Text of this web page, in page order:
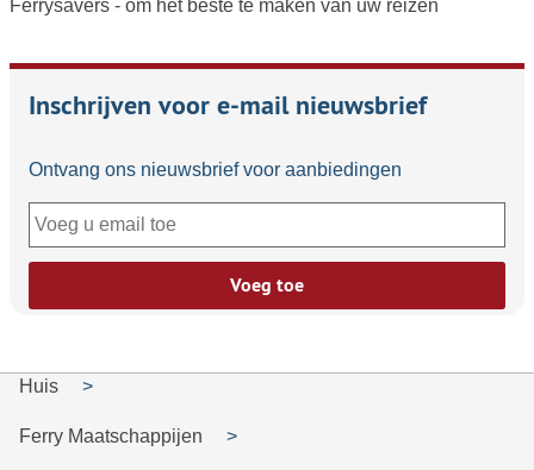
Ferrysavers - om het beste te maken van uw reizen
Inschrijven voor e-mail nieuwsbrief
Ontvang ons nieuwsbrief voor aanbiedingen
Voeg toe
Huis
Ferry Maatschappijen